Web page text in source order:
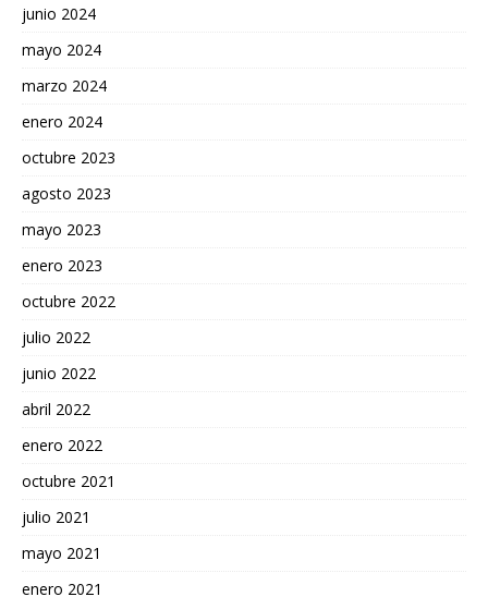
junio 2024
mayo 2024
marzo 2024
enero 2024
octubre 2023
agosto 2023
mayo 2023
enero 2023
octubre 2022
julio 2022
junio 2022
abril 2022
enero 2022
octubre 2021
julio 2021
mayo 2021
enero 2021